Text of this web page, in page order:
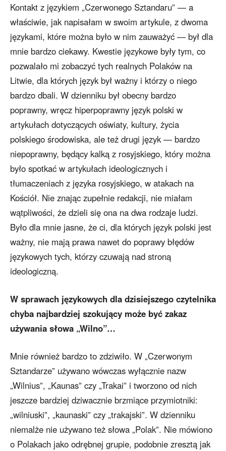
Kontakt z językiem „Czerwonego Sztandaru” — a
właściwie, jak napisałam w swoim artykule, z dwoma
językami, które można było w nim zauważyć — był dla
mnie bardzo ciekawy. Kwestie językowe były tym, co
pozwalało mi zobaczyć tych realnych Polaków na
Litwie, dla których język był ważny i którzy o niego
bardzo dbali. W dzienniku był obecny bardzo
poprawny, wręcz hiperpoprawny język polski w
artykułach dotyczących oświaty, kultury, życia
polskiego środowiska, ale też drugi język — bardzo
niepoprawny, będący kalką z rosyjskiego, który można
było spotkać w artykułach ideologicznych i
tłumaczeniach z języka rosyjskiego, w atakach na
Kościół. Nie znając zupełnie redakcji, nie miałam
wątpliwości, że dzieli się ona na dwa rodzaje ludzi.
Było dla mnie jasne, że ci, dla których język polski jest
ważny, nie mają prawa nawet do poprawy błędów
językowych tych, którzy czuwają nad stroną
ideologiczną.
W sprawach językowych dla dzisiejszego czytelnika
chyba najbardziej szokujący może być zakaz
używania słowa „Wilno”…
Mnie również bardzo to zdziwiło. W „Czerwonym
Sztandarze” używano wówczas wyłącznie nazw
„Wilnius”, „Kaunas” czy „Trakai” i tworzono od nich
jeszcze bardziej dziwacznie brzmiące przymiotniki:
„wilniuski”, „kaunaski” czy „trakajski”. W dzienniku
niemalże nie używano też słowa „Polak”. Nie mówiono
o Polakach jako odrębnej grupie, podobnie zresztą jak